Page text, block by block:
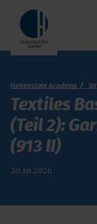
Hohenstein Academy
Textiles
(Teil 2):
(913 II)
20.10.2026